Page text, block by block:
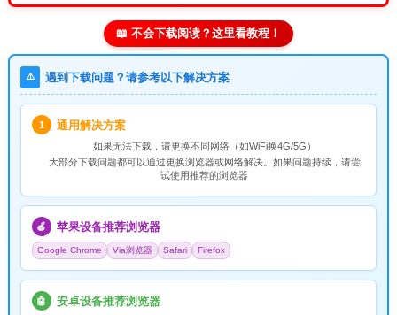
📖 不会下载阅读？这里看教程！
⚠️ 遇到下载问题？请参考以下解决方案
1 通用解决方案
如果无法下载，请更换不同网络（如WiFi换4G/5G）
大部分下载问题都可以通过更换浏览器或网络解决。如果问题持续，请尝
试使用推荐的浏览器
🍎 苹果设备推荐浏览器
Google Chrome Via浏览器 Safari Firefox
🤖 安卓设备推荐浏览器